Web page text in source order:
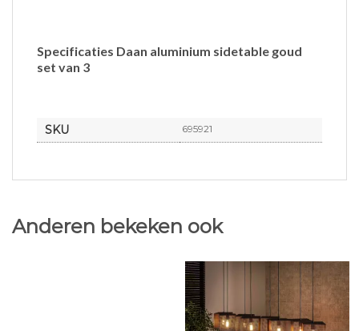
Specificaties Daan aluminium sidetable goud
set van 3
SKU 695921
Anderen bekeken ook